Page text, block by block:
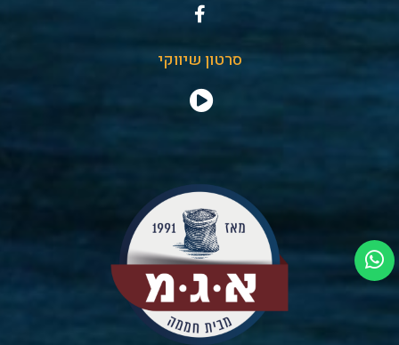
סרטון שיווקי